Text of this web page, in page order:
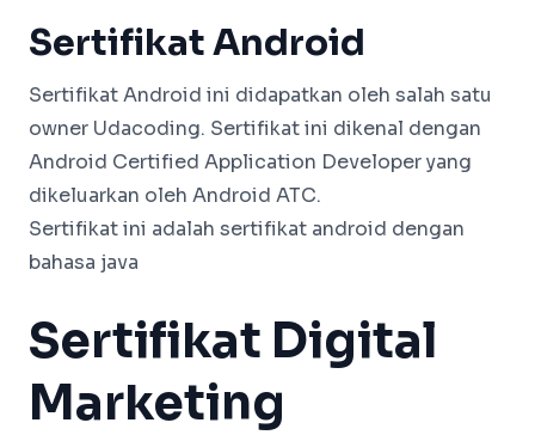
Sertifikat Android
Sertifikat Android ini didapatkan oleh salah satu
owner Udacoding. Sertifikat ini dikenal dengan
Android Certified Application Developer yang
dikeluarkan oleh Android ATC.
Sertifikat ini adalah sertifikat android dengan
bahasa java
Sertifikat Digital
Marketing